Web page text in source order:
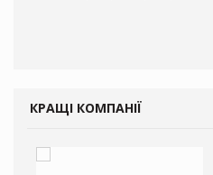
КРАЩІ КОМПАНІЇ